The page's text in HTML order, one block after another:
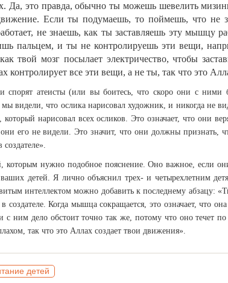
Да, это правда, обычно ты можешь шевелить
Если ты подумаешь, то поймешь, что не
не знаешь, как ты заставляешь эту мышцу
пальцем, и ты не контролируешь эти вещи,
твой мозг посылает электричество, чтобы
контролирует все эти вещи, а не ты, так что это
спорят атеисты (или вы боитесь, что скоро они с ними
видели, что ослика нарисовал художник, и никогда не
нарисовал всех осликов. Это означает, что они
его не видели. Это значит, что они должны признать,
которым нужно подобное пояснение. Оно важное, если
ваших детей. Я лично объяснил трех- и четырехлетним
интеллектом можно добавить к последнему абзацу:
Когда мышца сокращается, это означает, что она
с ним дело обстоит точно так же, потому что оно течет
так что это Аллах создает твои движения».
детей